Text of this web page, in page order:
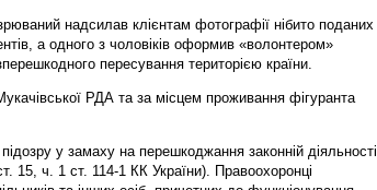
надсилав клієнтам фотографії нібито поданих
а одного з чоловіків оформив «волонтером»
пересування територією країни.
РДА та за місцем проживання фігуранта
у замаху на перешкоджання законній діяльності
15, ч. 1 ст. 114-1 КК України). Правоохоронці